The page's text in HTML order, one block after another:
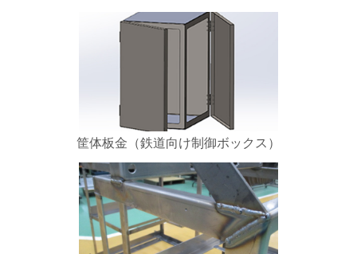
筐体板金（鉄道向け制御ボックス）